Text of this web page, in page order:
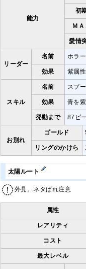
能力
初
ＭＡ
愛情
リーダー
名前 ホラ
効果 紫属
スキル
名前 スプ
効果 青を
発動まで 87ピ
お別れ
ゴールド
リングのかけら
太陽ルート
外見。ネタばれ注意
属性
レアリティ
コスト
最大レベル